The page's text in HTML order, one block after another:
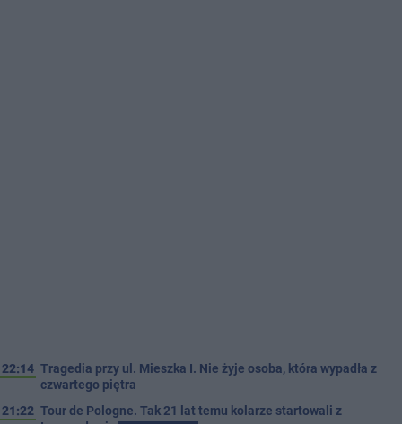
22:14 Tragedia przy ul. Mieszka I. Nie żyje osoba, która wypadła z
czwartego piętra
21:22 Tour de Pologne. Tak 21 lat temu kolarze startowali z